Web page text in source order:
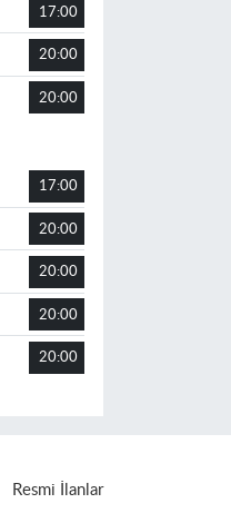
17:00
20:00
20:00
17:00
20:00
20:00
20:00
20:00
Resmi İlanlar